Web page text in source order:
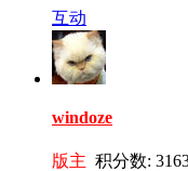
互动
windoze
版主 积分数: